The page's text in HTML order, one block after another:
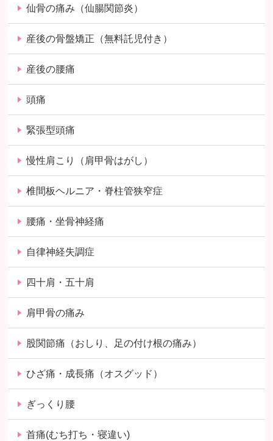
仙骨の痛み（仙腸関節炎）
産後の骨盤矯正（無料託児付き）
産後の腰痛
頭痛
緊張型頭痛
慢性肩こり（肩甲骨はがし）
椎間板ヘルニア・脊柱管狭窄症
腰痛・坐骨神経痛
自律神経失調症
四十肩・五十肩
肩甲骨の痛み
股関節痛（おしり、足の付け根の痛み）
ひざ痛・成長痛（オスグッド）
ぎっくり腰
首痛(むち打ち・寝違い)